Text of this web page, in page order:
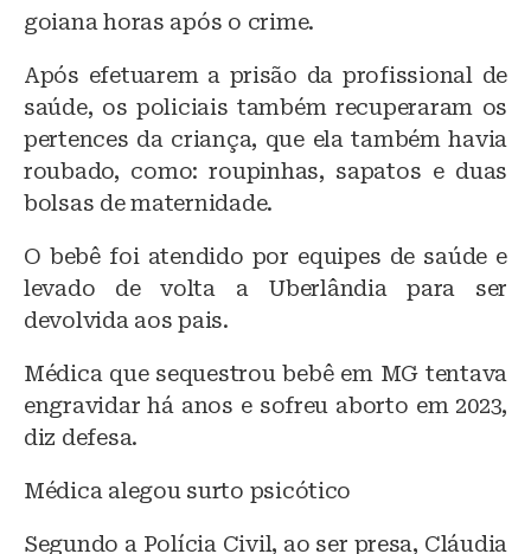
goiana horas após o crime.
Após efetuarem a prisão da profissional de
saúde, os policiais também recuperaram os
pertences da criança, que ela também havia
roubado, como: roupinhas, sapatos e duas
bolsas de maternidade.
O bebê foi atendido por equipes de saúde e
levado de volta a Uberlândia para ser
devolvida aos pais.
Médica que sequestrou bebê em MG tentava
engravidar há anos e sofreu aborto em 2023,
diz defesa.
Médica alegou surto psicótico
Segundo a Polícia Civil, ao ser presa, Cláudia